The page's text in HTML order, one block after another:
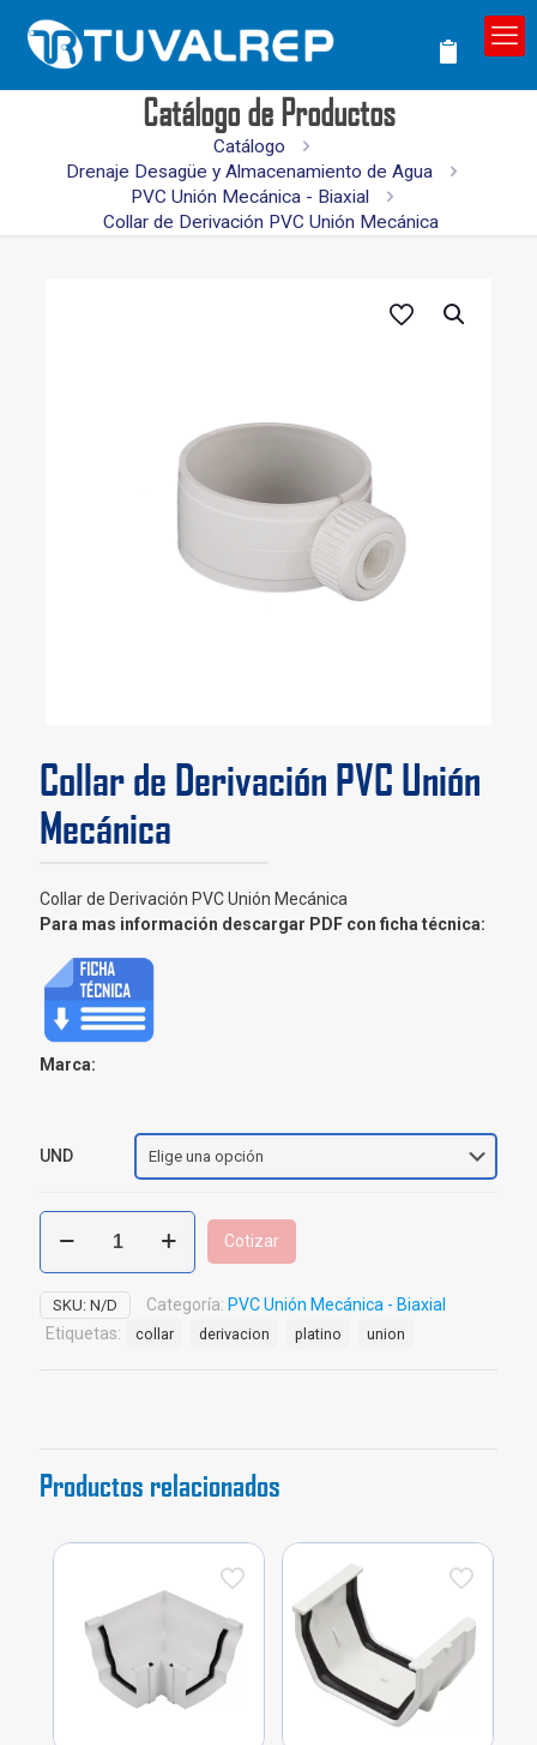
Catálogo de Productos
Catálogo
Drenaje Desagüe y Almacenamiento de Agua
PVC Unión Mecánica - Biaxial
Collar de Derivación PVC Unión Mecánica
Collar de Derivación PVC Unión
Mecánica
Collar de Derivación PVC Unión Mecánica
Para mas información descargar PDF con ficha técnica:
Marca:
UND
Collar
Derivación
PVC
Unión
Mecánica
Cotizar
SKU: N/D Categoría: PVC Unión Mecánica - Biaxial
Etiquetas:
collar derivacion platino union
Productos relacionados